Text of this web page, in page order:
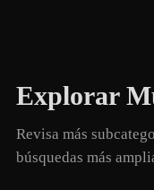
Explorar
Revisa más
búsquedas más